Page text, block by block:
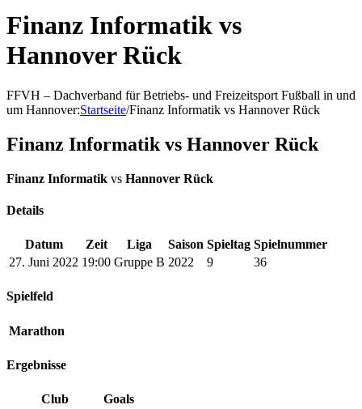
Finanz Informatik vs
Hannover Rück
FFVH – Dachverband für Betriebs- und Freizeitsport Fußball in und
um Hannover:Startseite/Finanz Informatik vs Hannover Rück
Finanz Informatik vs Hannover Rück
Finanz Informatik vs Hannover Rück
Details
Datum Zeit Liga Saison Spieltag Spielnummer
27. Juni 2022 19:00 Gruppe B 2022 9 36
Spielfeld
Marathon
Ergebnisse
Club
Goals